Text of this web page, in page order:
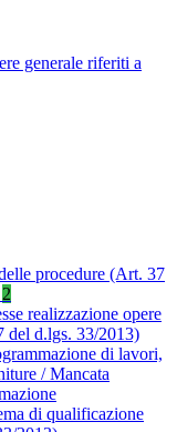
generale riferiti a
procedure (Art. 37
2
realizzazione opere
del d.lgs. 33/2013)
di lavori,
/ Mancata
di qualificazione